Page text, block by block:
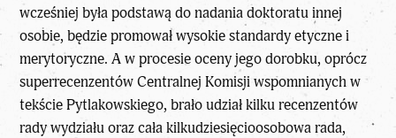
wcześniej była podstawą do nadania doktoratu innej
osobie, będzie promował wysokie standardy etyczne i
merytoryczne. A w procesie oceny jego dorobku, oprócz
superrecenzentów Centralnej Komisji wspomnianych w
tekście Pytlakowskiego, brało udział kilku recenzentów
rady wydziału oraz cała kilkudziesięcioosobowa rada,